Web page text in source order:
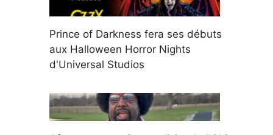
Prince of Darkness fera ses débuts
aux Halloween Horror Nights
d'Universal Studios